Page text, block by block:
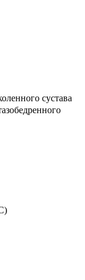
сустава